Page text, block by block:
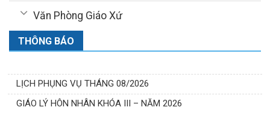
Văn Phòng Giáo Xứ
THÔNG BÁO
LỊCH PHỤNG VỤ THÁNG 08/2026
GIÁO LÝ HÔN NHÂN KHÓA III – NĂM 2026